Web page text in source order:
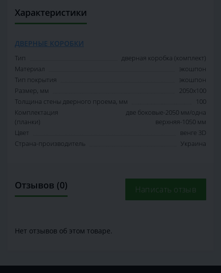
Характеристики
ДВЕРНЫЕ КОРОБКИ
Тип
дверная коробка (комплект)
Материал
экошпон
Тип покрытия
экошпон
Размер, мм
2050х100
Толщина стены дверного проема, мм
100
Комплектация
(планки)
две боковые-2050 мм/одна
верхняя-1050 мм
Цвет
венге 3D
Страна-производитель
Украина
Отзывов (0) Написать отзыв
Нет отзывов об этом товаре.